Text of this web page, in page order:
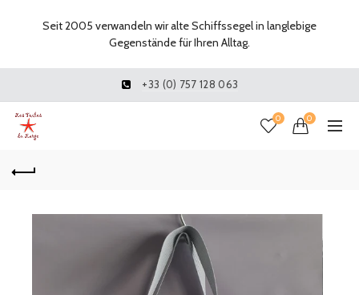
+33 (0) 757 128 063
0 0
Seit 2005 verwandeln wir alte Schiffssegel in langlebige
Gegenstände für Ihren Alltag.